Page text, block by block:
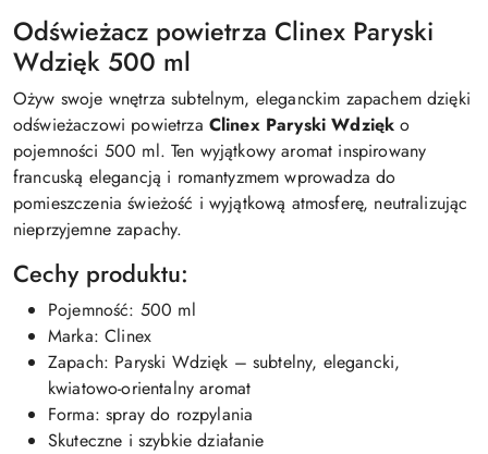
Odświeżacz powietrza Clinex Paryski
Wdzięk 500 ml
Ożyw swoje wnętrza subtelnym, eleganckim zapachem dzięki
odświeżaczowi powietrza Clinex Paryski Wdzięk o
pojemności 500 ml. Ten wyjątkowy aromat inspirowany
francuską elegancją i romantyzmem wprowadza do
pomieszczenia świeżość i wyjątkową atmosferę, neutralizując
nieprzyjemne zapachy.
Cechy produktu:
Pojemność: 500 ml
Marka: Clinex
Zapach: Paryski Wdzięk – subtelny, elegancki,
kwiatowo-orientalny aromat
Forma: spray do rozpylania
Skuteczne i szybkie działanie